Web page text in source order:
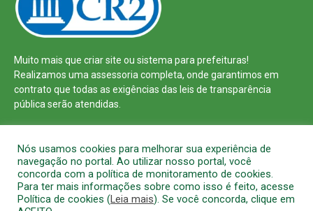
Muito mais que criar site ou sistema para prefeituras!
Realizamos umaassessoriacompleta, onde garantimos em
contrato que todas as exigências das leis de transparência
públicaserão atendidas.
Todos os direitos reservados a Prefeitura Municipal de Barcarena
Nós usamos cookies para melhorar sua experiência de
navegação no portal. Ao utilizar nosso portal, você
concorda com a política de monitoramento de cookies.
Para ter mais informações sobre como isso é feito, acesse
Política de cookies (Leia mais). Se você concorda, clique em